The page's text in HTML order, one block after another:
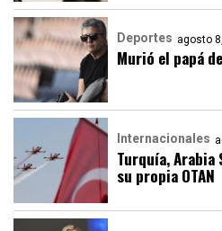
Deportes agosto
Murió el papá
Internacionales
Turquía, Arabia
su propia OTAN